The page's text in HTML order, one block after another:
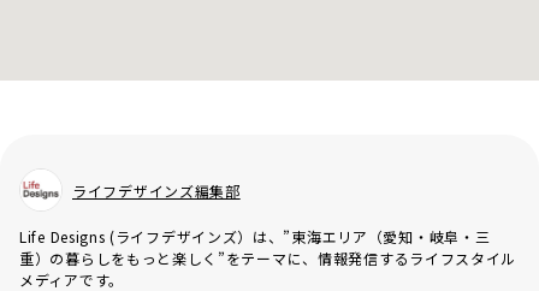
ライフデザインズ編集部
Life Designs (ライフデザインズ）は、”東海エリア（愛知・岐阜・三
重）の暮らしをもっと楽しく”をテーマに、情報発信するライフスタイル
メディアです。